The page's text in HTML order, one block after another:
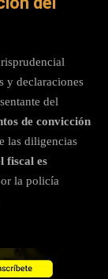
y declaraciones
del
de convicción
las diligencias
fiscal es
la policía